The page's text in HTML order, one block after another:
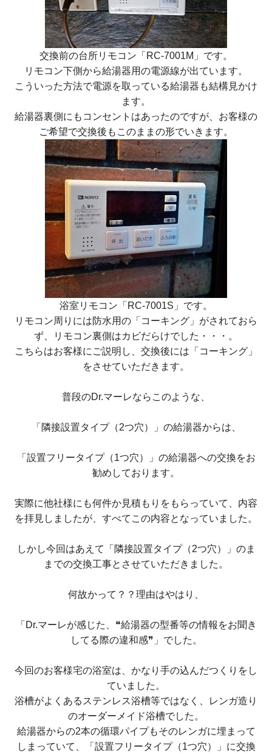
交換前の台所リモコン「RC-7001M」です。
リモコン下側から給湯器用の電源線が出ています。
こういった方法で電源を取っている給湯器も結構見かけ
ます。
給湯器裏側にもコンセントはあったのですが、お客様の
ご希望で交換後もこのままの形でいきます。
浴室リモコン「RC-7001S」です。
リモコン周りには防水用の「コーキング」がされておら
ず、リモコン裏側はカビだらけでした・・・。
こちらはお客様にご説明し、交換後には「コーキング」
をさせていただきます。
普段のDr.マーレならこのような、
「隣接設置タイプ（2つ穴）」の給湯器からは、
「設置フリータイプ（1つ穴）」の給湯器への交換をお
勧めしております。
実際に他社様にも何件か見積もりをもらっていて、内容
を拝見しましたが、すべてこの内容となっていました。
しかし今回はあえて「隣接設置タイプ（2つ穴）」のま
までの交換工事とさせていただきました。
何故かって？？理由はやはり、
「Dr.マーレが感じた、❝給湯器の型番等の情報をお聞き
してる際の違和感❞」でした。
今回のお客様宅の浴室は、かなり手の込んだつくりをし
ていました。
浴槽がよくあるステンレス浴槽等ではなく、レンガ造り
のオーダーメイド浴槽でした。
給湯器からの2本の循環パイプもそのレンガに埋まって
しまっていて、「設置フリータイプ（1つ穴）」に交換